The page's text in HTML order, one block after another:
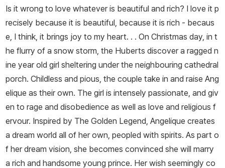
을 고생한 끝에 아셰트(Hachette) 출판사에 취직할 수 있었다. 출판
사의 일은 그의 인생에 커다란 전환점을 마련해 주었다. 이 시기에 그
는 많은 책을 접하면서 자신에게 내재되어 있던 문학적 재능에 신뢰
를 갖기 시작했던 것이다. 24세부터 전업 작가의 길을 걷기 시작한
그는 1865년 생리학자 클로드 베르나르(Claude Bernard)의 저서
《실험 의학 개론(Introduction à la Médecine expérimentale)》
에 심취한다. 이때부터 에밀 졸라는 정신에 미치는 육체의 영향과 유
전의 문제에 깊은 관심을 갖게 된다. 그의 대표작 《루공ᐨ마카르 총서,
제2제정 시대 어느 집안의 자연적·사회적 역사(Rougon-Macquar
t, Histoire na- turelle et sociale d’une famille sous le Secon
d Empire)》는 바로 이 문제를 증명하기 위해서 집필된 실험소설이
다. 바로 이러한 이유 때문에 그는 자연주의의 대표적 주자로 평가되
Is it wrong to love whatever is beautiful and rich? I love it p
recisely because it is beautiful, because it is rich - becaus
e, I think, it brings joy to my heart. . . On Christmas day, in t
he flurry of a snow storm, the Huberts discover a ragged n
ine year old girl sheltering under the neighbouring cathedral
porch. Childless and pious, the couple take in and raise Ang
elique as their own. The girl is intensely passionate, and giv
en to rage and disobedience as well as love and religious f
ervour. Inspired by The Golden Legend, Angelique creates
a dream world all of her own, peopled with spirits. As part o
f her dream vision, she becomes convinced she will marry
a rich and handsome young prince. Her wish seemingly co